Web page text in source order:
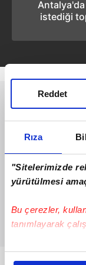
Rıza
"Sitelerimizde
yürütülmesi
Bu çerezler,
tanımlayarak
Bu çerezlere izin
Reddet
Antalya'da
istediği